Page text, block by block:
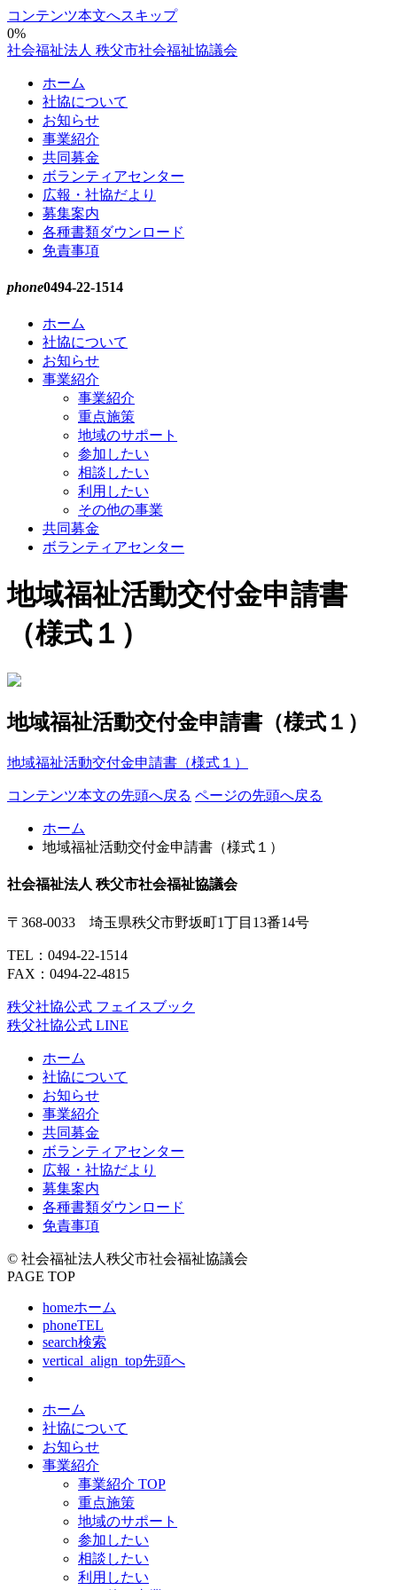
コンテンツ本文へスキップ
0%
社会福祉法人 秩父市社会福祉協議会
ホーム
社協について
お知らせ
事業紹介
共同募金
ボランティアセンター
広報・社協だより
募集案内
各種書類ダウンロード
免責事項
phone0494-22-1514
ホーム
社協について
お知らせ
事業紹介
事業紹介
重点施策
地域のサポート
参加したい
相談したい
利用したい
その他の事業
共同募金
ボランティアセンター
地域福祉活動交付金申請書
（様式１）
地域福祉活動交付金申請書（様式１）
地域福祉活動交付金申請書（様式１）
コンテンツ本文の先頭へ戻る ページの先頭へ戻る
ホーム
地域福祉活動交付金申請書（様式１）
社会福祉法人 秩父市社会福祉協議会
〒368-0033 埼玉県秩父市野坂町1丁目13番14号
TEL： 0494-22-1514
FAX：0494-22-4815
秩父社協公式 フェイスブック
秩父社協公式 LINE
ホーム
社協について
お知らせ
事業紹介
共同募金
ボランティアセンター
広報・社協だより
募集案内
各種書類ダウンロード
免責事項
© 社会福祉法人秩父市社会福祉協議会
PAGE TOP
homeホーム
phoneTEL
search検索
vertical_align_top先頭へ
ホーム
社協について
お知らせ
事業紹介
事業紹介 TOP
重点施策
地域のサポート
参加したい
相談したい
利用したい